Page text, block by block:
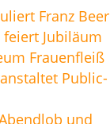
Franz Beer
Jubiläum
Frauenfleiß
Public-
und